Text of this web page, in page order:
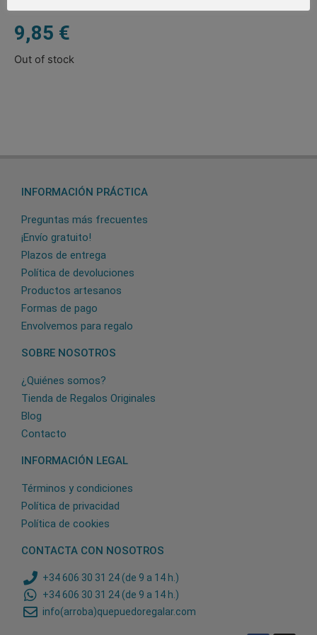
9,85 €
Out of stock
INFORMACIÓN PRÁCTICA
Preguntas más frecuentes
¡Envío gratuito!
Plazos de entrega
Política de devoluciones
Productos artesanos
Formas de pago
Envolvemos para regalo
SOBRE NOSOTROS
¿Quiénes somos?
Tienda de Regalos Originales
Blog
Contacto
INFORMACIÓN LEGAL
Términos y condiciones
Política de privacidad
Política de cookies
CONTACTA CON NOSOTROS
+34 606 30 31 24 (de 9 a 14 h.)
+34 606 30 31 24 (de 9 a 14 h.)
info(arroba)quepuedoregalar.com